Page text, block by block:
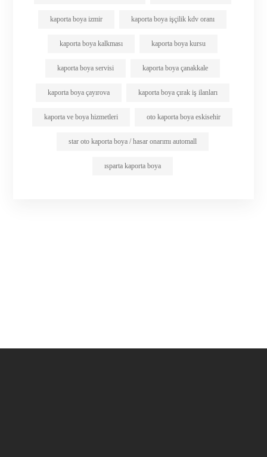
kaporta boya izmir kaporta boya işçilik kdv oranı
kaporta boya kalkması kaporta boya kursu
kaporta boya servisi kaporta boya çanakkale
kaporta boya çayırova kaporta boya çırak iş ilanları
kaporta ve boya hizmetleri oto kaporta boya eskisehir
star oto kaporta boya / hasar onarımı automall
ısparta kaporta boya